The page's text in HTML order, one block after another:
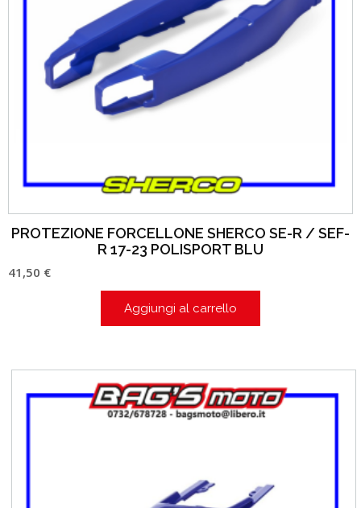
PROTEZIONE FORCELLONE SHERCO SE-R / SEF-
R 17-23 POLISPORT BLU
41,50 €
Aggiungi al carrello